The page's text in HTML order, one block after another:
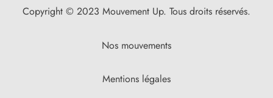
Copyright © 2023 Mouvement Up. Tous droits réservés.
Nos mouvements
Mentions légales